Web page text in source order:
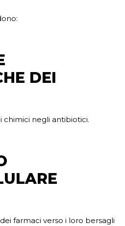
DEI
negli antibiotici.
farmaci verso i loro bersagli